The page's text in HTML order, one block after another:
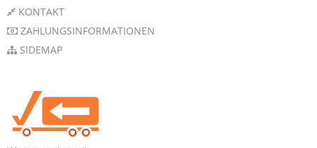
KONTAKT
ZAHLUNGSINFORMATIONEN
SIDEMAP